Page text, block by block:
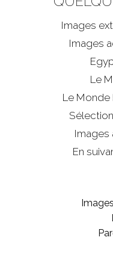
Images
Images
Le
Le Monde
Images
En